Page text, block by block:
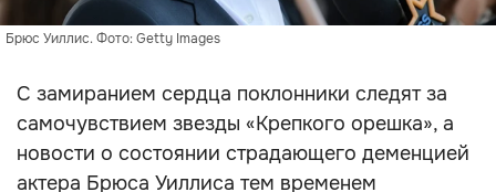
Брюс Уиллис. Фото: Getty Images
С замиранием сердца поклонники следят за
самочувствием звезды «Крепкого орешка», а
новости о состоянии страдающего деменцией
актера Брюса Уиллиса тем временем